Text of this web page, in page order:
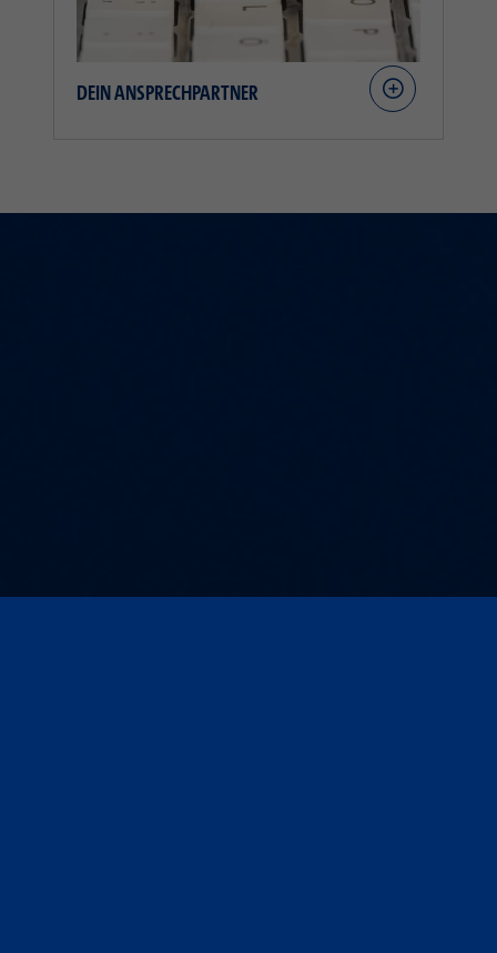
DEIN ANSPRECHPARTNER